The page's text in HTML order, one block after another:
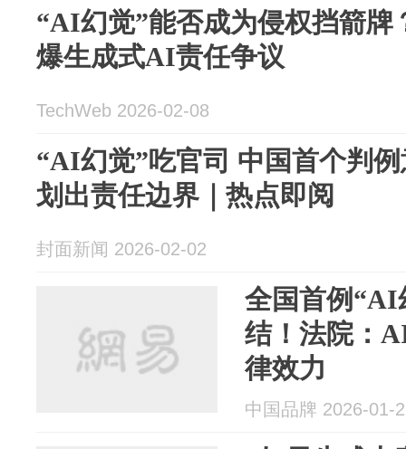
“AI幻觉”能否成为侵权挡箭牌
爆生成式AI责任争议
TechWeb 2026-02-08
“AI幻觉”吃官司 中国首个判
划出责任边界｜热点即阅
封面新闻 2026-02-02
全国首例“AI
结！法院：
律效力
中国品牌 2026-01-